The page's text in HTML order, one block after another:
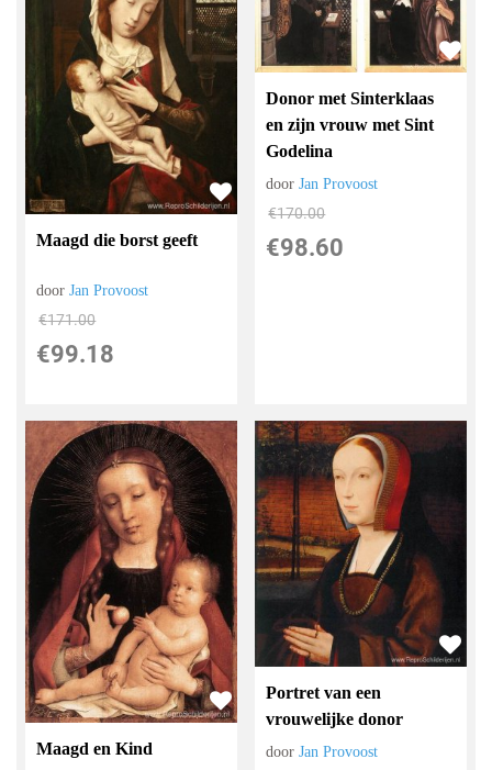
Maagd die borst geeft
doorJan Provoost
€171.00
€99.18
Donor met Sinterklaas
en zijn vrouw met Sint
Godelina
doorJan Provoost
€170.00
€98.60
Maagd en Kind
Portret van een
vrouwelijke donor
doorJan Provoost